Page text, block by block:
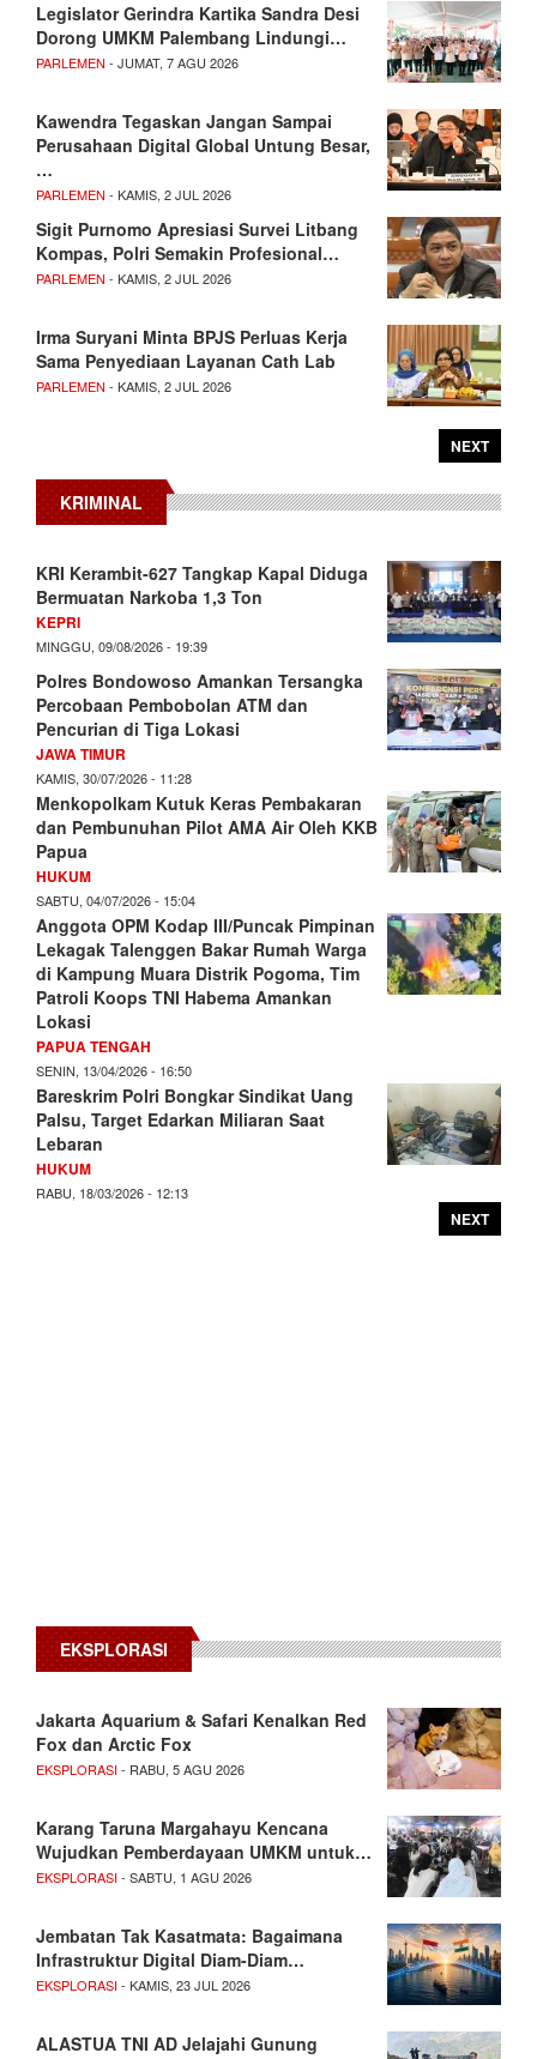
Legislator Gerindra Kartika Sandra Desi
Dorong UMKM Palembang Lindungi…
PARLEMEN - JUMAT, 7 AGU 2026
Kawendra Tegaskan Jangan Sampai
Perusahaan Digital Global Untung Besar,
…
PARLEMEN - KAMIS, 2 JUL 2026
Sigit Purnomo Apresiasi Survei Litbang
Kompas, Polri Semakin Profesional…
PARLEMEN - KAMIS, 2 JUL 2026
Irma Suryani Minta BPJS Perluas Kerja
Sama Penyediaan Layanan Cath Lab
PARLEMEN - KAMIS, 2 JUL 2026
NEXT
KRIMINAL
KRI Kerambit-627 Tangkap Kapal Diduga
Bermuatan Narkoba 1,3 Ton
KEPRI
MINGGU, 09/08/2026 - 19:39
Polres Bondowoso Amankan Tersangka
Percobaan Pembobolan ATM dan
Pencurian di Tiga Lokasi
JAWA TIMUR
KAMIS, 30/07/2026 - 11:28
Menkopolkam Kutuk Keras Pembakaran
dan Pembunuhan Pilot AMA Air Oleh KKB
Papua
HUKUM
SABTU, 04/07/2026 - 15:04
Anggota OPM Kodap III/Puncak Pimpinan
Lekagak Talenggen Bakar Rumah Warga
di Kampung Muara Distrik Pogoma, Tim
Patroli Koops TNI Habema Amankan
Lokasi
PAPUA TENGAH
SENIN, 13/04/2026 - 16:50
Bareskrim Polri Bongkar Sindikat Uang
Palsu, Target Edarkan Miliaran Saat
Lebaran
HUKUM
RABU, 18/03/2026 - 12:13
NEXT
EKSPLORASI
Jakarta Aquarium & Safari Kenalkan Red
Fox dan Arctic Fox
EKSPLORASI- RABU, 5 AGU 2026
Karang Taruna Margahayu Kencana
Wujudkan Pemberdayaan UMKM untuk…
EKSPLORASI- SABTU, 1 AGU 2026
Jembatan Tak Kasatmata: Bagaimana
Infrastruktur Digital Diam-Diam…
EKSPLORASI- KAMIS, 23 JUL 2026
ALASTUA TNI AD Jelajahi Gunung